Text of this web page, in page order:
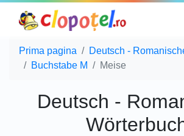
Prima pagina
Deutsch -
Buchstabe M
Meise
Deutsch -